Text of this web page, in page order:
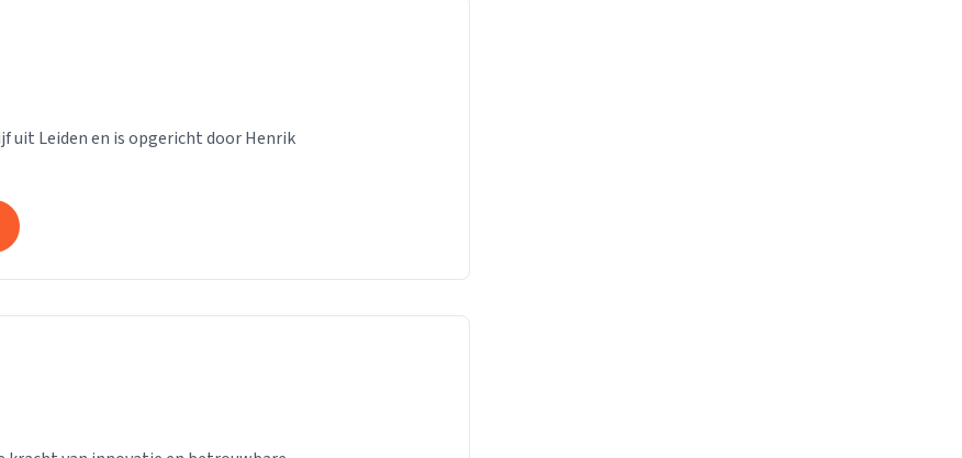
uit Leiden en is opgericht door Henrik